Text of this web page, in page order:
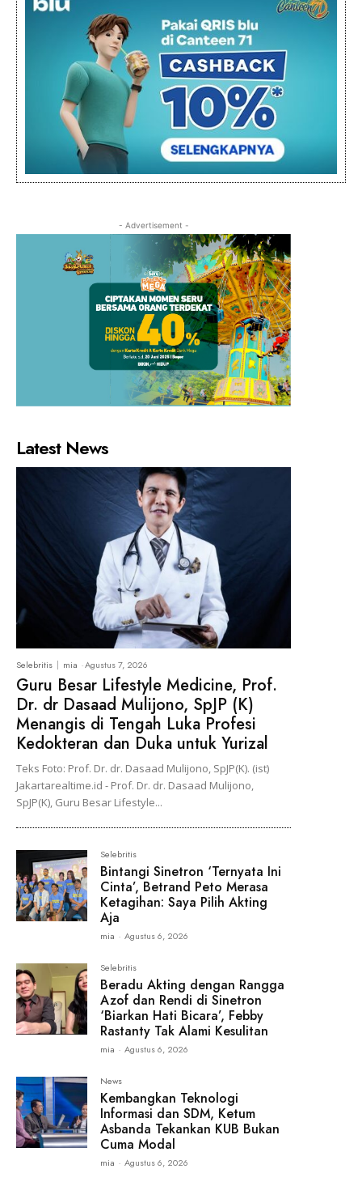
- Advertisement -
Latest News
Selebritis mia -Agustus 7, 2026
Guru Besar Lifestyle Medicine, Prof.
Dr. dr Dasaad Mulijono, SpJP (K)
Menangis di Tengah Luka Profesi
Kedokteran dan Duka untuk Yurizal
Teks Foto: Prof. Dr. dr. Dasaad Mulijono, SpJP(K). (ist)
Jakartarealtime.id - Prof. Dr. dr. Dasaad Mulijono,
SpJP(K), Guru Besar Lifestyle...
Selebritis
Bintangi Sinetron ‘Ternyata Ini
Cinta’, Betrand Peto Merasa
Ketagihan: Saya Pilih Akting
Aja
mia - Agustus 6, 2026
Selebritis
Beradu Akting dengan Rangga
Azof dan Rendi di Sinetron
‘Biarkan Hati Bicara’, Febby
Rastanty Tak Alami Kesulitan
mia - Agustus 6, 2026
News
Kembangkan Teknologi
Informasi dan SDM, Ketum
Asbanda Tekankan KUB Bukan
Cuma Modal
mia - Agustus 6, 2026